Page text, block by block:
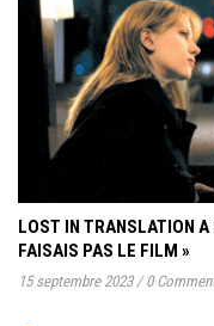
LOST IN TRANSLATION
FAISAIS PAS LE FILM »
15 septembre 2023 / 0